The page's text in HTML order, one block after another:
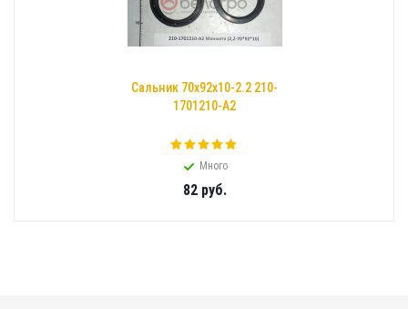
Сальник 70х92х10-2.2 210-
1701210-А2
Много
82руб.